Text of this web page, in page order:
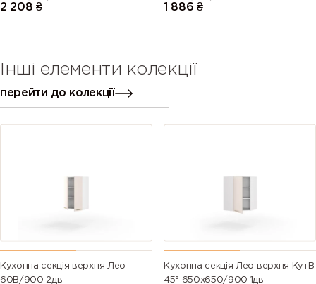
2 208 ₴ 1 886 ₴
Інші елементи колекції
перейти до колекції
Кухонна секція верхня Лео
60В/900 2дв
Кухонна секція Лео верхня КутВ
45° 650х650/900 1дв